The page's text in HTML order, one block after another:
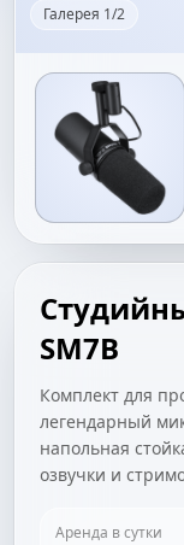
Галерея 1/2
SM7B
Комплект для
легендарный
напольная
озвучки и
Аренда в сутки